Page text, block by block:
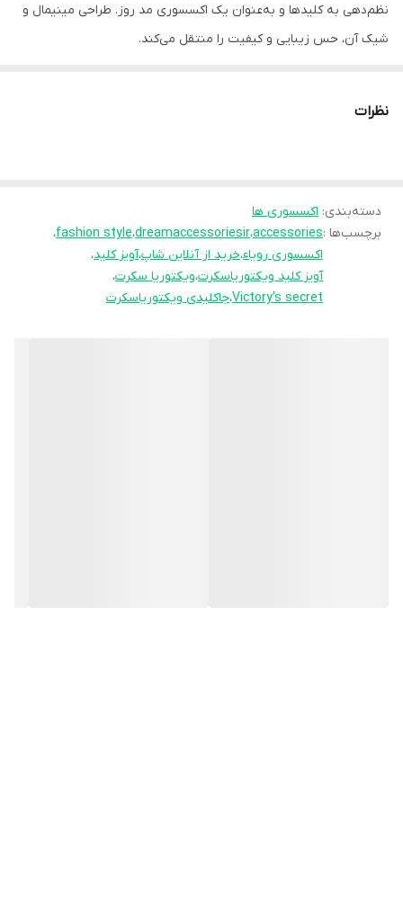
نظم‌دهی به کلیدها و به‌عنوان یک اکسسوری مد روز. طراحی مینیمال و
شیک آن، حس زیبایی و کیفیت را منتقل می‌کند.
ابعاد: ۲۰ در ۳ سانتی‌متر
نظرات
دسته‌بندی: اکسسوری ها
برچسب‌ها :accessories،dreamaccessoriesir،fashion style،
اکسسوری رویاء،خرید از آنلاین شاپ،آویز کلید،
آویز کلید ویکتوریاسکرت،ویکتوریا سکرت،
Victory’s secret،جاکلیدی ویکتوریاسکرت